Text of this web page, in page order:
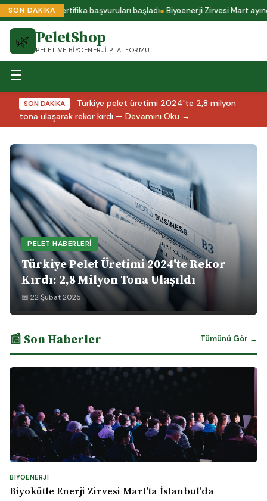
SON DAKİKA
ENplus A1 sertifika başvuruları başladı Biyoenerji Zirvesi Mart ayında
🌿 PeletShop
PELET VE BIYOENERJI PLATFORMU
☰
SON DAKİKA
Türkiye pelet üretimi 2024'te 2,8 milyon
tona ulaşarak rekor kırdı — Devamını Oku →
PELET HABERLERI
Türkiye Pelet Üretimi 2024'te Rekor
Kırdı: 2,8 Milyon Tona Ulaşıldı
📅 22 Şubat 2025
📰 Son Haberler Tümünü Gör →
BIYOENERJI
Biyokütle Enerji Zirvesi Mart'ta İstanbul'da